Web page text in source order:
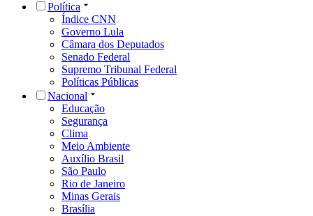
Política
Índice CNN
Governo Lula
Câmara dos Deputados
Senado Federal
Supremo Tribunal Federal
Políticas Públicas
Nacional
Educação
Segurança
Clima
Meio Ambiente
Auxílio Brasil
São Paulo
Rio de Janeiro
Minas Gerais
Brasília